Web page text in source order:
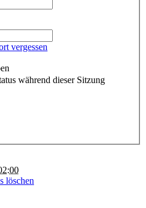
vergessen
während dieser Sitzung
löschen